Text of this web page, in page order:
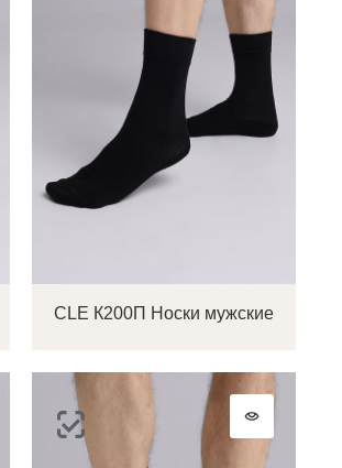
CLE К200П Носки мужские